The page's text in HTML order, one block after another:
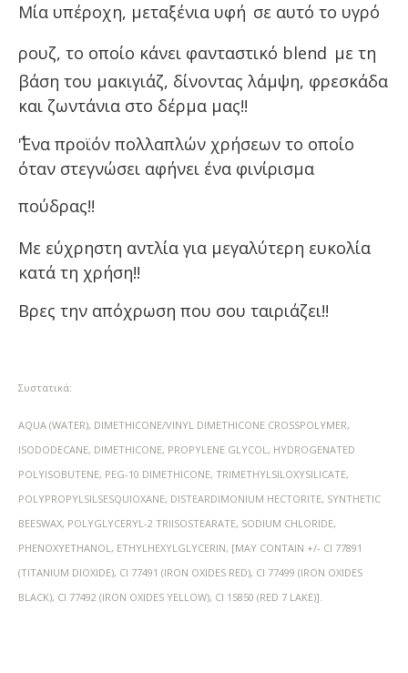
Μία υπέροχη, μεταξένια υφή σε αυτό το υγρό
ρουζ, το οποίο κάνει φανταστικό blend με τη
βάση του μακιγιάζ, δίνοντας λάμψη, φρεσκάδα
και ζωντάνια στο δέρμα μας!!
΄΅΅'Ενα προϊόν πολλαπλών χρήσεων το οποίο
όταν στεγνώσει αφήνει ένα φινίρισμα
πούδρας!!
Με εύχρηστη αντλία για μεγαλύτερη ευκολία
κατά τη χρήση!!
Βρες την απόχρωση που σου ταιριάζει!!
Συστατικά:
AQUA (WATER), DIMETHICONE/VINYL DIMETHICONE CROSSPOLYMER,
ISODODECANE, DIMETHICONE, PROPYLENE GLYCOL, HYDROGENATED
POLYISOBUTENE, PEG-10 DIMETHICONE, TRIMETHYLSILOXYSILICATE,
POLYPROPYLSILSESQUIOXANE, DISTEARDIMONIUM HECTORITE, SYNTHETIC
BEESWAX, POLYGLYCERYL-2 TRIISOSTEARATE, SODIUM CHLORIDE,
PHENOXYETHANOL, ETHYLHEXYLGLYCERIN, [MAY CONTAIN +/- CI 77891
(TITANIUM DIOXIDE), CI 77491 (IRON OXIDES RED), CI 77499 (IRON OXIDES
BLACK), CI 77492 (IRON OXIDES YELLOW), CI 15850 (RED 7 LAKE)].